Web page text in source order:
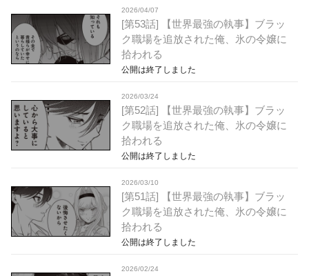
2026/04/07
[第53話] 【世界最強の執事】ブラッ
ク職場を追放された俺、氷の令嬢に
拾われる
公開は終了しました
2026/03/24
[第52話] 【世界最強の執事】ブラッ
ク職場を追放された俺、氷の令嬢に
拾われる
公開は終了しました
2026/03/10
[第51話] 【世界最強の執事】ブラッ
ク職場を追放された俺、氷の令嬢に
拾われる
公開は終了しました
2026/02/24